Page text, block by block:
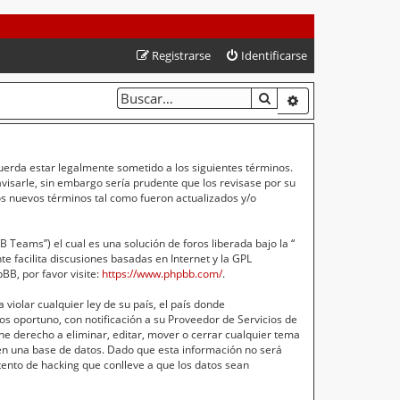
Identificarse
Registrarse
BUSCAR
estar legalmente sometido a los siguientes términos.
sin embargo sería prudente que los revisase por su
nuevos términos tal como fueron actualizados y/o
Teams”) el cual es una solución de foros liberada bajo la “
facilita discusiones basadas en Internet y la GPL
por favor visite: https://www.phpbb.com/.
cualquier ley de su país, el país donde
oportuno, con notificación a su Proveedor de Servicios de
derecho a eliminar, editar, mover o cerrar cualquier tema
base de datos. Dado que esta información no será
de hacking que conlleve a que los datos sean